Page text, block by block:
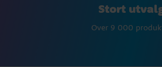
Stort
Over 9 000